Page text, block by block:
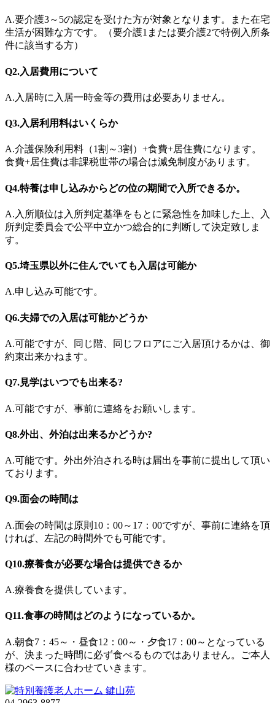
A.要介護3～5の認定を受けた方が対象となります。また在宅
生活が困難な方です。（要介護1または要介護2で特例入所条
件に該当する方）
Q2.入居費用について
A.入居時に入居一時金等の費用は必要ありません。
Q3.入居利用料はいくらか
A.介護保険利用料（1割～3割）+食費+居住費になります。
食費+居住費は非課税世帯の場合は減免制度があります。
Q4.特養は申し込みからどの位の期間で入所できるか。
A.入所順位は入所判定基準をもとに緊急性を加味した上、入
所判定委員会で公平中立かつ総合的に判断して決定致しま
す。
Q5.埼玉県以外に住んでいても入居は可能か
A.申し込み可能です。
Q6.夫婦での入居は可能かどうか
A.可能ですが、同じ階、同じフロアにご入居頂けるかは、御
約束出来かねます。
Q7.見学はいつでも出来る?
A.可能ですが、事前に連絡をお願いします。
Q8.外出、外泊は出来るかどうか?
A.可能です。外出外泊される時は届出を事前に提出して頂い
ております。
Q9.面会の時間は
A.面会の時間は原則10：00～17：00ですが、事前に連絡を頂
ければ、左記の時間外でも可能です。
Q10.療養食が必要な場合は提供できるか
A.療養食を提供しています。
Q11.食事の時間はどのようになっているか。
A.朝食7：45～・昼食12：00～・夕食17：00～となっている
が、決まった時間に必ず食べるものではありません。ご本人
様のペースに合わせていきます。